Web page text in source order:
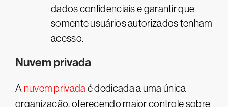
dados confidenciais e garantir que
somente usuários autorizados tenham
acesso.
Nuvem privada
A nuvem privada é dedicada a uma única
organização, oferecendo maior controle sobre